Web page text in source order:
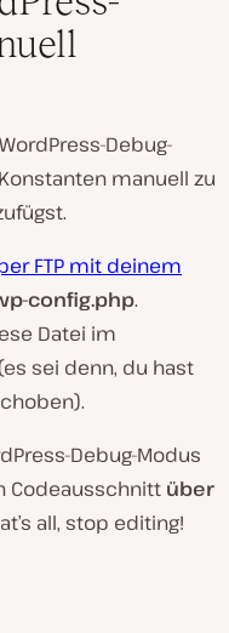
Debug-
manuell zu
FTP mit deinem
config.php.
Datei im
sei denn, du hast
Debug-Modus
Codeausschnitt über
all, stop editing!